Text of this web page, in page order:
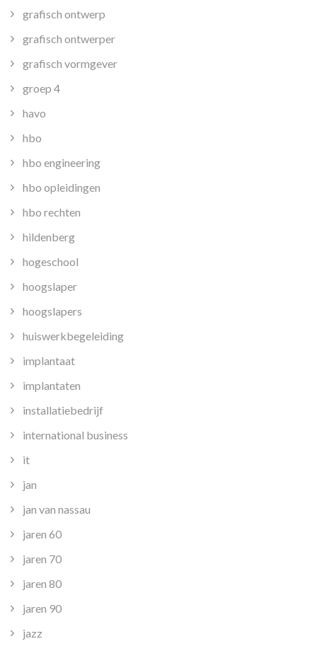
grafisch ontwerp
grafisch ontwerper
grafisch vormgever
groep 4
havo
hbo
hbo engineering
hbo opleidingen
hbo rechten
hildenberg
hogeschool
hoogslaper
hoogslapers
huiswerkbegeleiding
implantaat
implantaten
installatiebedrijf
international business
it
jan
jan van nassau
jaren 60
jaren 70
jaren 80
jaren 90
jazz